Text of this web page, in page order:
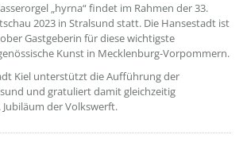
„hyrna“ findet im Rahmen der 33.
2023 in Stralsund statt. Die Hansestadt ist
Gastgeberin für diese wichtigste
Kunst in Mecklenburg-Vorpommern.
Kiel unterstützt die Aufführung der
und gratuliert damit gleichzeitig
der Volkswerft.